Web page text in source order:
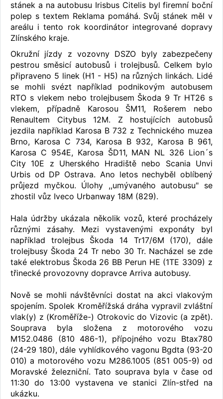
stánek a na autobusu Irisbus Citelis byl firemní boční
polep s textem Reklama pomáhá. Svůj stánek měl v
areálu i tento rok koordinátor integrované dopravy
Zlínského kraje.
Okružní jízdy z vozovny DSZO byly zabezpečeny
pestrou směsicí autobusů i trolejbusů. Celkem bylo
připraveno 5 linek (H1 - H5) na různých linkách. Lidé
se mohli svézt například podnikovým autobusem
RTO s vlekem nebo trolejbusem Škoda 9 Tr HT26 s
vlekem, případně Karosou ŠM11, Rošerem nebo
Renaultem Citybus 12M. Z hostujících autobusů
jezdila například Karosa B 732 z Technického muzea
Brno, Karosa C 734, Karosa B 932, Karosa B 961,
Karosa C 954E, Karosa ŠD11, MAN NL 326 Lion´s
City 10E z Uherského Hradiště nebo Scania Unvi
Urbis od DP Ostrava. Ano letos nechyběl oblíbený
průjezd myčkou. Úlohy ,,umývaného autobusu" se
zhostil vůz Iveco Urbanway 18M (829).
Hala údržby ukázala několik vozů, které procházely
různými zásahy. Mezi vystavenými exponáty byl
například trolejbus Škoda 14 Tr17/6M (170), dále
trolejbusy Škoda 24 Tr nebo 30 Tr. Nacházel se zde
také elektrobus Škoda 26 BB Perun HE (1TE 3309) z
třinecké provozovny dopravce Arriva autobusy.
Nově se mohli návštěvníci dostat na akci vlakovým
spojením. Spolek Kroměřížská dráha vypravil zvláštní
vlak(y) z (Kroměříže-) Otrokovic do Vizovic (a zpět).
Souprava byla složena z motorového vozu
M152.0486 (810 486-1), přípojného vozu Btax780
(24-29 180), dále vyhlídkového vagonu Bgdta (93-20
010) a motorového vozu M286.1005 (851 005-9) od
Moravské železniční. Tato souprava byla v čase od
11:30 do 13:00 vystavena ve stanici Zlín-střed na
ukázku.